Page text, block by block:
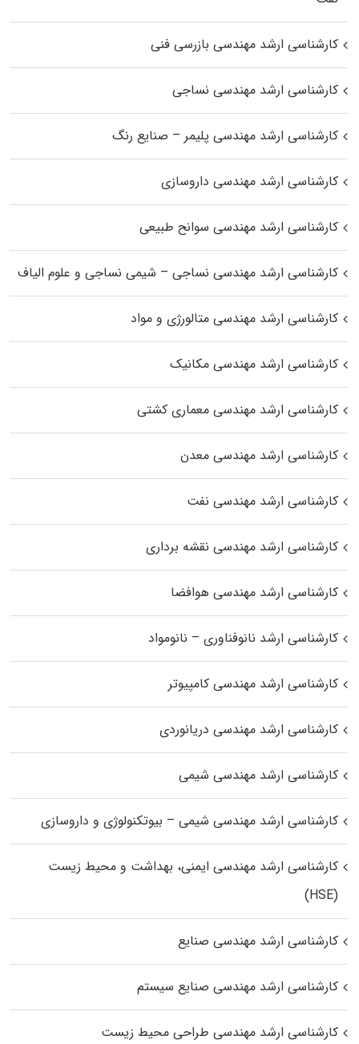
کارشناسی ارشد مهندسی بازرسی فنی
کارشناسی ارشد مهندسی نساجی
کارشناسی ارشد مهندسی پلیمر – صنایع رنگ
کارشناسی ارشد مهندسی داروسازی
کارشناسی ارشد مهندسی سوانح طبیعی
کارشناسی ارشد مهندسی نساجی – شیمی نساجی و علوم الیاف
کارشناسی ارشد مهندسی متالورژی و مواد
کارشناسی ارشد مهندسی مکانیک
کارشناسی ارشد مهندسی معماری کشتی
کارشناسی ارشد مهندسی معدن
کارشناسی ارشد مهندسی نفت
کارشناسی ارشد مهندسی نقشه برداری
کارشناسی ارشد مهندسی هوافضا
کارشناسی ارشد نانوفناوری – نانومواد
کارشناسی ارشد مهندسی کامپیوتر
کارشناسی ارشد مهندسی دریانوردی
کارشناسی ارشد مهندسی شیمی
کارشناسی ارشد مهندسی شیمی – بیوتکنولوژی و داروسازی
کارشناسی ارشد مهندسی ایمنی، بهداشت و محیط زیست
(HSE)
کارشناسی ارشد مهندسی صنایع
کارشناسی ارشد مهندسی صنایع سیستم
کارشناسی ارشد مهندسی طراحی محیط زیست